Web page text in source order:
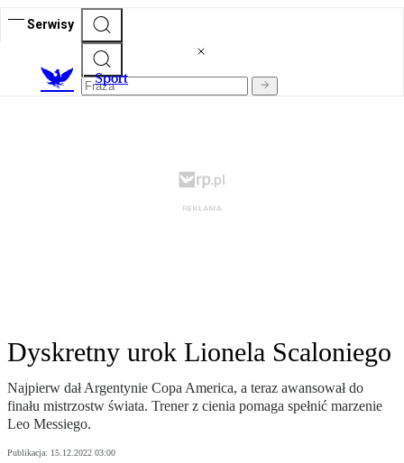
Serwisy
Sport
Dyskretny urok Lionela Scaloniego
Najpierw dał Argentynie Copa America, a teraz awansował do
finału mistrzostw świata. Trener z cienia pomaga spełnić marzenie
Leo Messiego.
Publikacja: 15.12.2022 03:00